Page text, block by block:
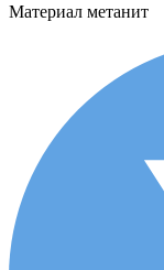
Материал метанит